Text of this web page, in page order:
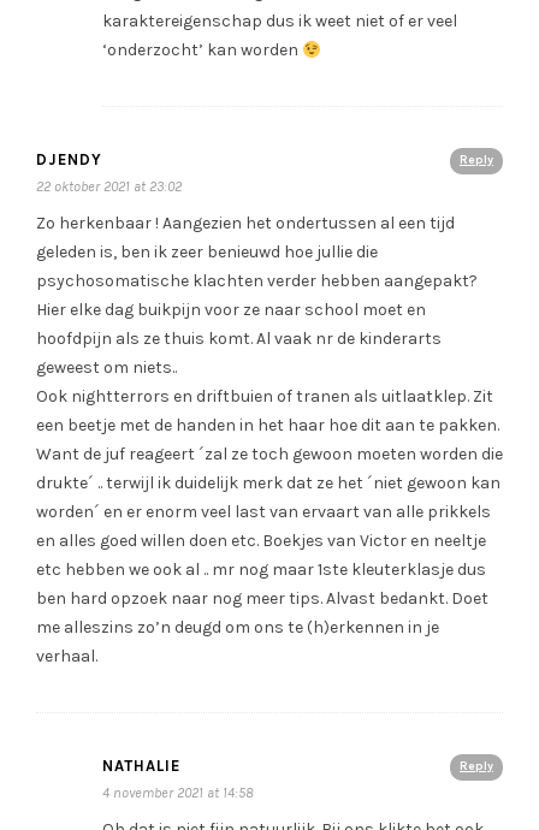
karaktereigenschap dus ik weet niet of er veel
‘onderzocht’ kan worden
Reply
DJENDY
22 oktober 2021 at 23:02
Zo herkenbaar ! Aangezien het ondertussen al een tijd
geleden is, ben ik zeer benieuwd hoe jullie die
psychosomatische klachten verder hebben aangepakt?
Hier elke dag buikpijn voor ze naar school moet en
hoofdpijn als ze thuis komt. Al vaak nr de kinderarts
geweest om niets..
Ook nightterrors en driftbuien of tranen als uitlaatklep. Zit
een beetje met de handen in het haar hoe dit aan te pakken.
Want de juf reageert ´zal ze toch gewoon moeten worden die
drukte´ .. terwijl ik duidelijk merk dat ze het ´niet gewoon kan
worden´ en er enorm veel last van ervaart van alle prikkels
en alles goed willen doen etc. Boekjes van Victor en neeltje
etc hebben we ook al .. mr nog maar 1ste kleuterklasje dus
ben hard opzoek naar nog meer tips. Alvast bedankt. Doet
me alleszins zo’n deugd om ons te (h)erkennen in je
verhaal.
Reply
NATHALIE
4 november 2021 at 14:58